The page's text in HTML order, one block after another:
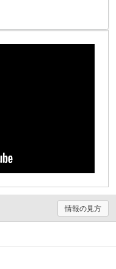
情報の見方